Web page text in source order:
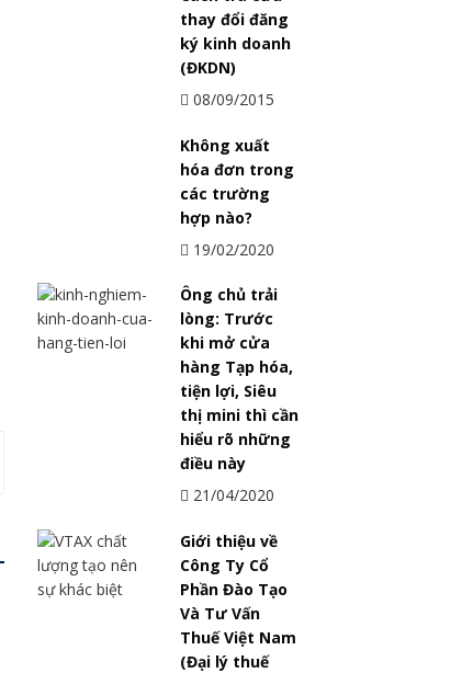
thay đổi đăng
ký kinh doanh
(ĐKDN)
08/09/2015
Không xuất
hóa đơn trong
các trường
hợp nào?
19/02/2020
Ông chủ trải
lòng: Trước
khi mở cửa
hàng Tạp hóa,
tiện lợi, Siêu
thị mini thì cần
hiểu rõ những
điều này
21/04/2020
Giới thiệu về
Công Ty Cổ
Phần Đào Tạo
Và Tư Vấn
Thuế Việt Nam
(Đại lý thuế